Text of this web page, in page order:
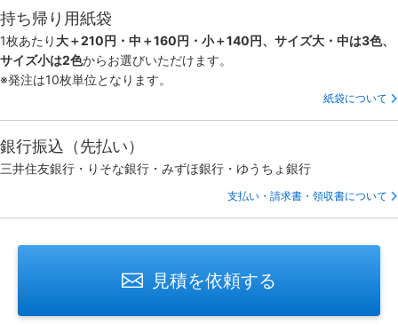
持ち帰り用紙袋
1枚あたり 大＋210円・中＋160円・小＋140円、サイズ大・中は3色、
サイズ小は2色からお選びいただけます。
※発注は10枚単位となります。
紙袋について
銀行振込（先払い）
三井住友銀行・りそな銀行・みずほ銀行・ゆうちょ銀行
支払い・請求書・領収書について
見積を依頼する